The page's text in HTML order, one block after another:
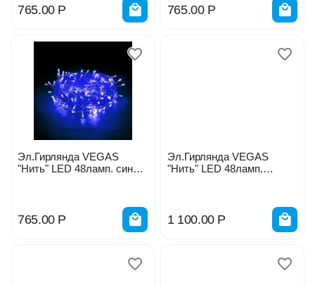
765.00 Р 765.00 Р
Эл.Гирлянда VEGAS
"Нить" LED 48ламп. синий
765.00 Р
Эл.Гирлянда VEGAS
"Нить" LED 48ламп.
1 100.00 Р